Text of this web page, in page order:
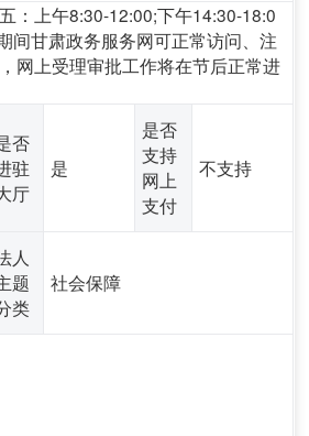
：上午8:30-12:00;下午14:30-18:0
间甘肃政务服务网可正常访问、注
网上受理审批工作将在节后正常进
否
驻
厅
是
是否
支持
网上
支付
不支持
人
题
类
社会保障